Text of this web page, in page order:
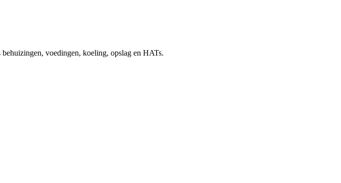
voedingen, koeling, opslag en HATs.